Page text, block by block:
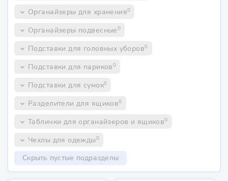
keyboard_arrow_down Органайзеры для хранения0
keyboard_arrow_down Органайзеры подвесные0
keyboard_arrow_down Подставки для головных уборов0
keyboard_arrow_down Подставки для париков0
keyboard_arrow_down Подставки для сумок0
keyboard_arrow_down Разделители для ящиков0
keyboard_arrow_down Таблички для органайзеров и ящиков0
keyboard_arrow_down Чехлы для одежды0
Скрыть пустые подразделы